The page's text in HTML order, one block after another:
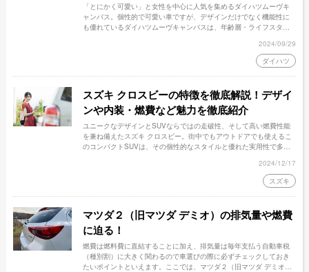
「とにかく可愛い」と女性を中心に人気を集めるダイハツムーヴキ
ャンバス。個性的で可愛い車ですが、デザインだけでなく機能性に
も優れているダイハツムーヴキャンバスは、年齢層・ライフスタイ
ヴキャンバスに乗りたいとお考えの方に向けて、ボディカラー全15
2024/09/29
ダイハツ
スズキ クロスビーの特徴を徹底解説！デザイ
ンや内装・燃費など魅力を徹底紹介
ユニークなデザインとSUVならではの走破性、そして高い燃費性能
を兼ね備えたスズキ クロスビー。街中でもアウトドアでも使えるこ
のコンパクトSUVは、その個性的なスタイルと優れた実用性で多く
全性能、そして価格まで、クロスビーの魅力を徹底的にご紹介しま
2024/12/17
スズキ
マツダ２（旧マツダ デミオ）の排気量や燃費
に迫る！
燃費は燃料費に直結することに加え、排気量は毎年支払う自動車税
（種別割）に大きく関わるので車選びの際に必ずチェックしておき
たいポイントといえます。ここでは、マツダ２（旧マツダ デミオ）